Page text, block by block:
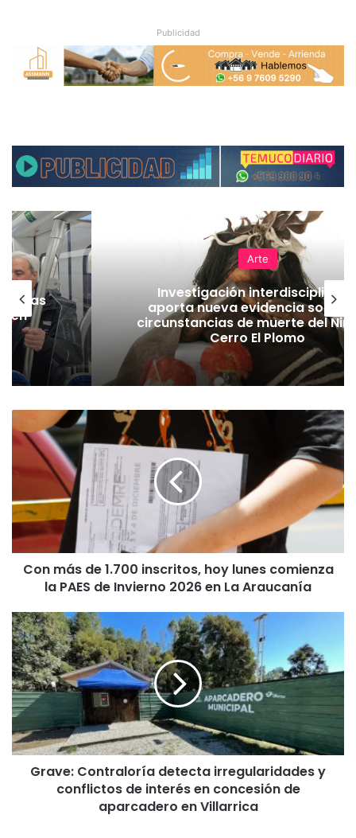
Publicidad
vías
Arte
Investigación
aporta nueva evidencia sobre
circunstancias de muerte del
Cerro El Plomo
o
m
s
d
e
1
0
i
n
s
c
r
i
t
o
Con más de 1.700 inscritos, hoy lunes comienza
la PAES de Invierno 2026 en La Araucanía
G
r
a
v
e
:
C
o
n
Grave: Contraloría detecta irregularidades y
conflictos de interés en concesión de
aparcadero en Villarrica